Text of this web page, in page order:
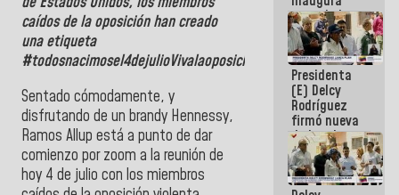
caídos de la oposición han creado
una etiqueta
#todosnacimosel4dejulioVivalaoposición.
Sentado cómodamente, y
disfrutando de un brandy Hennessy,
Ramos Allup está a punto de dar
comienzo por zoom a la reunión de
hoy 4 de julio con los miembros
casa de los
Abuelos
Primavera
en Caracas
Presidenta
(E) Delcy
Rodríguez
firmó nueva
de Ley de
Arrendamiento
aprobada
por la AN